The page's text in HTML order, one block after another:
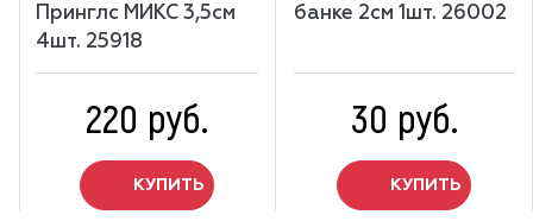
Принглс МИКС 3,5см
4шт. 25918
220 руб.
КУПИТЬ
банке 2см 1шт. 26002
30 руб.
КУПИТЬ